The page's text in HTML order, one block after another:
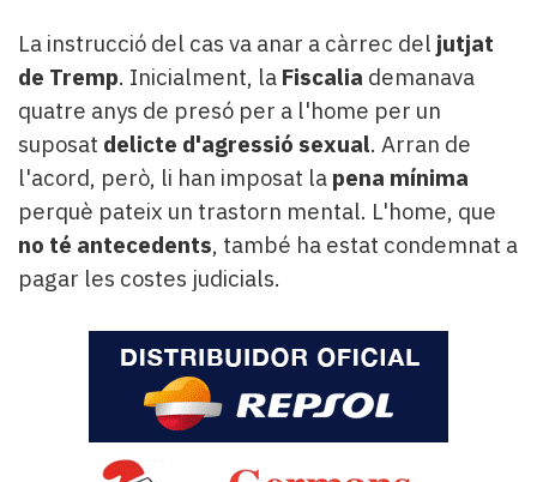
La instrucció del cas va anar a càrrec del jutjat
de Tremp. Inicialment, la Fiscalia demanava
quatre anys de presó per a l'home per un
suposat delicte d'agressió sexual. Arran de
l'acord, però, li han imposat la pena mínima
perquè pateix un trastorn mental. L'home, que
no té antecedents, també ha estat condemnat a
pagar les costes judicials.